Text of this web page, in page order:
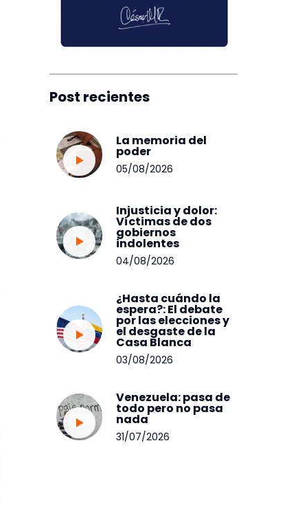
Post recientes
La memoria del
poder
05/08/2026
Injusticia y dolor:
Víctimas de dos
gobiernos
indolentes
04/08/2026
¿Hasta cuándo la
espera?: El debate
por las elecciones y
el desgaste de la
Casa Blanca
03/08/2026
Venezuela: pasa de
todo pero no pasa
nada
31/07/2026